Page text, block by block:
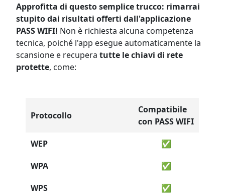
Approfitta di questo semplice trucco: rimarrai
stupito dai risultati offerti dall'applicazione
PASS WIFI! Non è richiesta alcuna competenza
tecnica, poiché l'app esegue automaticamente la
scansione e recupera tutte le chiavi di rete
protette, come:
Protocollo
Compatibile
con PASS WIFI
WEP
✅
WPA
✅
WPS
✅